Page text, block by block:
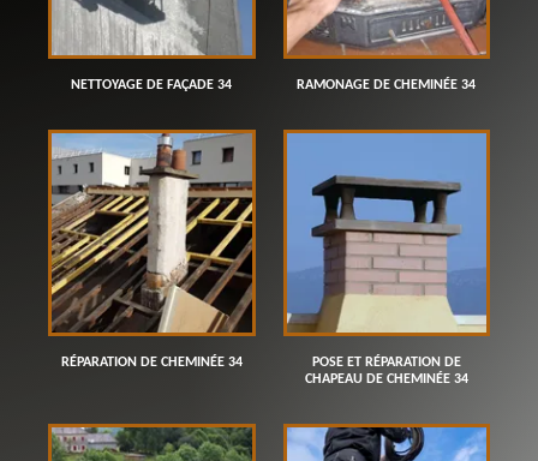
NETTOYAGE DE FAÇADE 34 RAMONAGE DE CHEMINÉE 34
RÉPARATION DE CHEMINÉE 34
POSE ET RÉPARATION DE
CHAPEAU DE CHEMINÉE 34